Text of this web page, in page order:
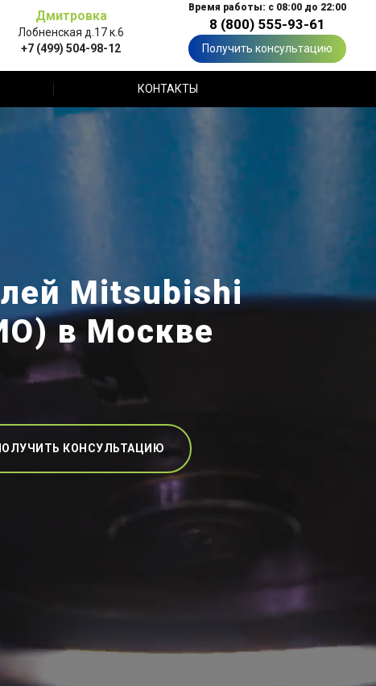
Дмитровка
Лобненская д.17 к.6
+7 (499) 504-98-12
Время работы: с 08:00 до 22:00
8 (800) 555-93-61
Получить консультацию
КОНТАКТЫ
Mitsubishi
в Москве
КОНСУЛЬТАЦИЮ